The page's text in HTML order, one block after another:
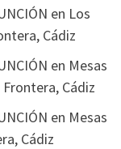
en Los
Cádiz
en Mesas
Cádiz
en Mesas
Cádiz